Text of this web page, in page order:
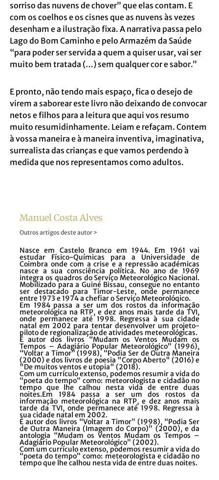
sorriso das nuvens de chover” que elas contam. E
com os coelhos e os cisnes que as nuvens às vezes
desenham e a ilustração fixa. A narrativa passa pelo
Lago do Bom Caminho e pelo Armazém da Saúde
“para poder ser servida a quem a quiser usar, vai ser
muito bem tratada (…) sem qualquer cor e sabor.”
E pronto, não tendo mais espaço, fica o desejo de
virem a saborear este livro não deixando de convocar
netos e filhos para a leitura que aqui vos resumo
muito resumidinhamente. Leiam e refaçam. Contem
à vossa maneira e à maneira inventiva, imaginativa,
surrealista das crianças e que vamos perdendo à
medida que nos representamos como adultos.
Manuel Costa Alves
Outros artigos deste autor >
Nasce em Castelo Branco em 1944. Em 1961 vai
estudar Físico-Químicas para a Universidade de
Coimbra onde com a crise e a repressão académicas
nasce a sua consciência política. No ano de 1969
integra os quadros do Serviço Meteorológico Nacional.
Mobilizado para a Guiné Bissau, consegue no entanto
ser destacado para Timor-Leste, onde permanece
entre 1973 e 1974 a chefiar o Serviço Meteorolóqico.
Em 1984 passa a ser um dos rostos da informação
meteorológica na RTP, e dez anos mais tarde da TVI,
onde permanece até 1998. Regressa à sua cidade
natal em 2002 para tentar desenvolver um projeto-
piloto de regionalização de atividades meteorológicas.
É autor dos livros “Mudam os Ventos Mudam os
Tempos – Adagiário Popular Meteorológico” (1996),
“Voltar a Timor” (1998), “Podia Ser de Outra Maneira
(2000) e dos livros de poesia "Corpo Aberto" (2016) e
"De muitos ventos e utopia" (2018).
Com um currículo extenso, podemos resumir a vida do
“poeta do tempo” como: meteorologista e cidadão no
tempo que lhe calhou nesta vida de entre duas
noites.Em 1984 passa a ser um dos rostos da
informação meteorológica na RTP, e dez anos mais
tarde da TVI, onde permanece até 1998. Regressa à
sua cidade natal em 2002.
É autor dos livros “Voltar a Timor” (1998), “Podia Ser
de Outra Maneira (Imagem do Corpo)” (2000), e da
antologia “Mudam os Ventos Mudam os Tempos –
Adagiário Popular Meteorológico” (2002).
Com um currículo extenso, podemos resumir a vida do
“poeta do tempo” como: meteorologista e cidadão no
tempo que lhe calhou nesta vida de entre duas noites.